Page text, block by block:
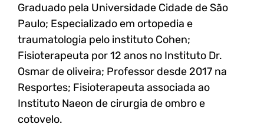
Graduado pela Universidade Cidade de São
Paulo; Especializado em ortopedia e
traumatologia pelo instituto Cohen;
Fisioterapeuta por 12 anos no Instituto Dr.
Osmar de oliveira; Professor desde 2017 na
Resportes; Fisioterapeuta associada ao
Instituto Naeon de cirurgia de ombro e
cotovelo.